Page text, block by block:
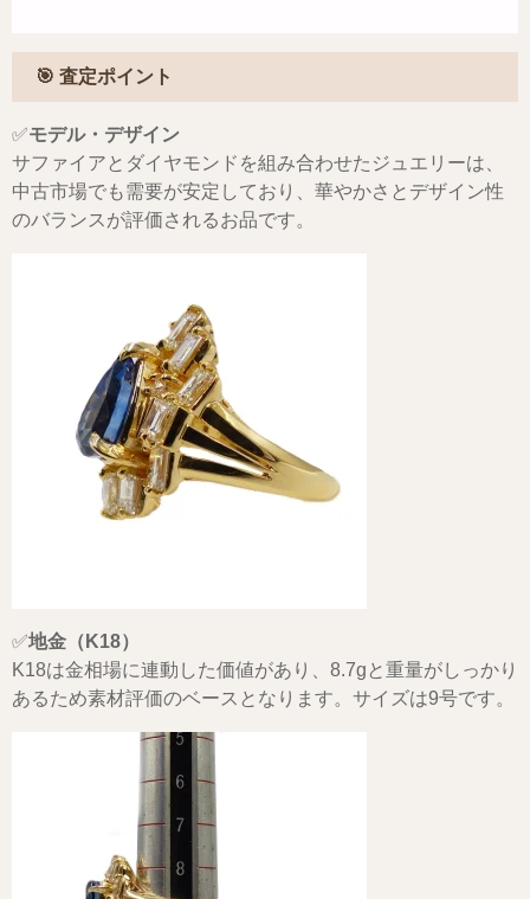
🎯 査定ポイント
✅モデル・デザイン
サファイアとダイヤモンドを組み合わせたジュエリーは、
中古市場でも需要が安定しており、華やかさとデザイン性
のバランスが評価されるお品です。
✅地金（K18）
K18は金相場に連動した価値があり、8.7gと重量がしっかり
あるため素材評価のベースとなります。サイズは9号です。